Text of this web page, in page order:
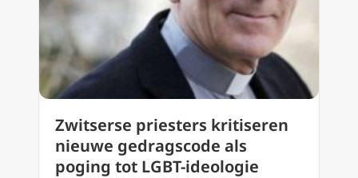
Zwitserse priesters kritiseren
nieuwe gedragscode als
poging tot LGBT-ideologie